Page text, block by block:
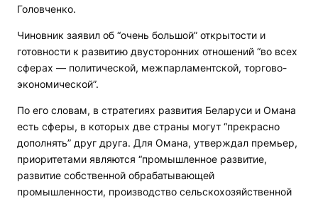
Головченко.
Чиновник заявил об “очень большой” открытости и
готовности к развитию двусторонних отношений “во всех
сферах — политической, межпарламентской, торгово-
экономической”.
По его словам, в стратегиях развития Беларуси и Омана
есть сферы, в которых две страны могут “прекрасно
дополнять” друг друга. Для Омана, утверждал премьер,
приоритетами являются “промышленное развитие,
развитие собственной обрабатывающей
промышленности, производство сельскохозяйственной